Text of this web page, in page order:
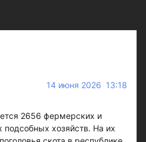
14 июня 2026 13:18
2656 фермерских и
хозяйств. На их